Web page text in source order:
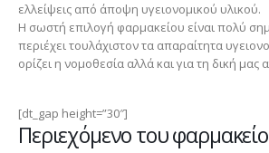
ελλείψεις από άποψη υγειονομικού υλικού.
Η σωστή επιλογή φαρμακείου είναι πολύ
περιέχει τουλάχιστον τα απαραίτητα
ορίζει η νομοθεσία αλλά και για τη δική μας
[dt_gap height=”30″]
Περιεχόμενο του